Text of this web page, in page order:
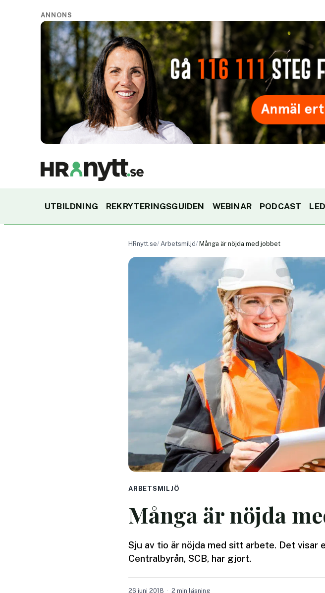
ANNONS
UTBILDNING REKRYTERINGSGUIDEN WEBINAR PODCAST
HRnytt.se Arbetsmiljö Många är nöjda med jobbet
ARBETSMILJÖ
Många är nöjda
Sju av tio är nöjda med sitt arbete. Det
Centralbyrån, SCB, har gjort.
26 juni 2018 2 min läsning